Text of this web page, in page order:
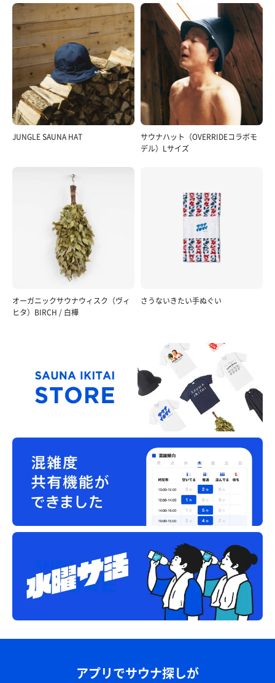
JUNGLE SAUNA HAT
サウナハット（OVERRIDEコラボモ
デル）Lサイズ
オーガニックサウナウィスク（ヴィ
ヒタ）BIRCH / 白樺
さうないきたい手ぬぐい
アプリでサウナ探しが